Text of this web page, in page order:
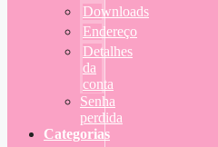
Downloads
Endereço
Detalhes
da
conta
Senha
perdida
Categorias